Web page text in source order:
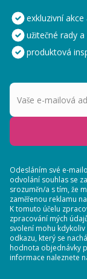
exkluzivní akce
užitečné rady
produktová
Vaše e-mailová
Odesláním své e-
odvolání souhlas se
srozuměn/a s tím, že
zaměřenou reklamu
K tomuto účelu
zpracování mých
svolení mohu
odkazu, který se
hodnota objednávky
informace naleznete